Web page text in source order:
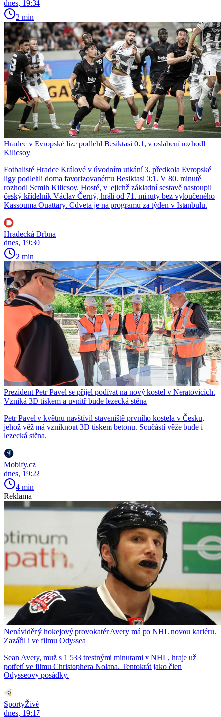
dnes, 19:34
2 min
Hradec v Evropské lize podlehl Besiktasi 0:1, v oslabení rozhodl
Kilicsoy
Fotbalisté Hradce Králové v úvodním utkání 3. předkola Evropské
ligy podlehli doma favorizovanému Besiktasi 0:1. V 80. minutě
rozhodl Semih Kilicsoy. Hosté, v jejichž základní sestavě nastoupil
český křídelník Václav Černý, hráli od 71. minuty bez vyloučeného
Kassouma Ouattary. Odveta je na programu za týden v Istanbulu.
Hradecká Drbna
dnes, 19:30
2 min
Prezident Petr Pavel se přijel podívat na nový kostel v Neratovicích.
Vzniká 3D tiskem a uvnitř bude lezecká stěna
Petr Pavel v květnu navštívil staveniště prvního kostela v Česku,
jehož věž má vzniknout 3D tiskem betonu. Součástí věže bude i
lezecká stěna.
Mobify.cz
dnes, 19:22
4 min
Reklama
Nenáviděný hokejový provokatér Avery má po NHL novou kariéru.
Zazářil i ve filmu Odyssea
Sean Avery, muž s 1 533 trestnými minutami v NHL, hraje už
potřetí ve filmu Christophera Nolana. Tentokrát jako člen
Odysseovy posádky.
SportyŽivě
dnes, 19:17